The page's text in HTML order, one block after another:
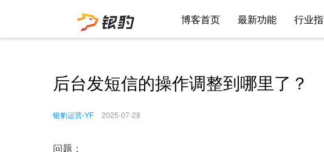
博客首页 最新功能 行业
后台发短信的操作调整到哪里了？
银豹运营-YF 2025-07-28
问题：